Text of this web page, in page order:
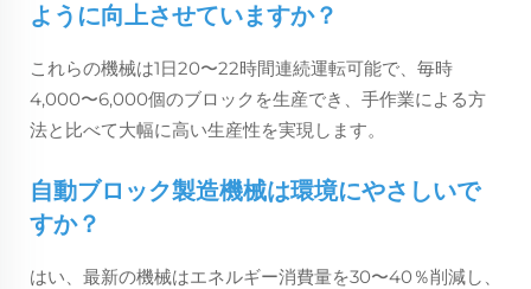
ように向上させていますか？
これらの機械は1日20〜22時間連続運転可能で、毎時
4,000〜6,000個のブロックを生産でき、手作業による方
法と比べて大幅に高い生産性を実現します。
自動ブロック製造機械は環境にやさしいで
すか？
はい、最新の機械はエネルギー消費量を30〜40％削減し、